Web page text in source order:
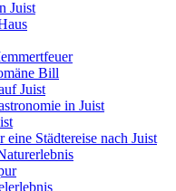
Juist
Bill
Juist
in Juist
Städtereise nach Juist